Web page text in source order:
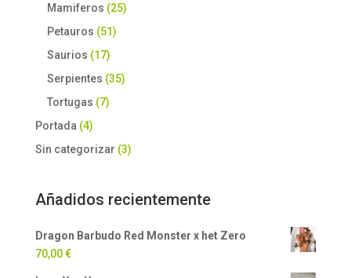
Mamiferos (25)
Petauros (51)
Saurios (17)
Serpientes (35)
Tortugas (7)
Portada (4)
Sin categorizar (3)
Añadidos recientemente
Dragon Barbudo Red Monster x het Zero
70,00€